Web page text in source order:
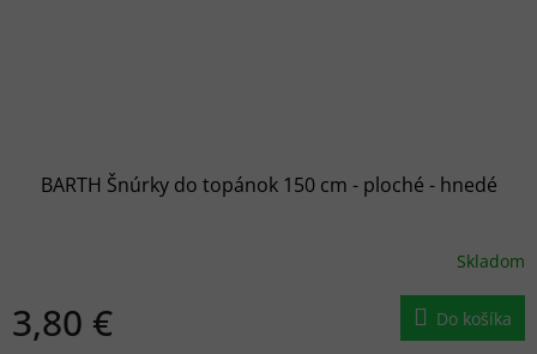
BARTH Šnúrky do topánok 150 cm - ploché - hnedé
Skladom
3,80 € Do košíka